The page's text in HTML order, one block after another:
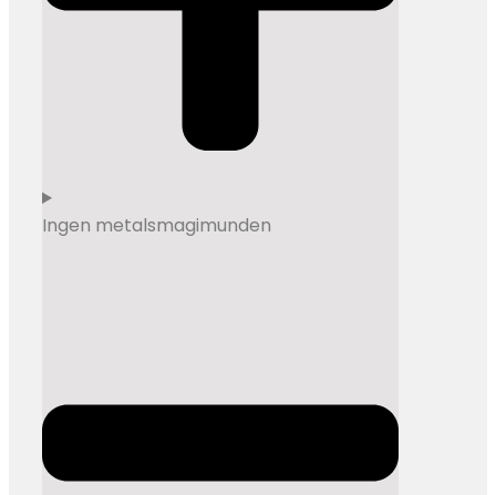
Ingen metalsmag​i​munden